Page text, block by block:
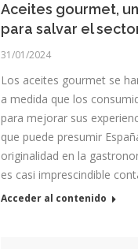
Aceites gourmet,
para salvar el
31/01/2024
Los aceites gourmet se
a medida que los
para mejorar sus
que puede presumir
originalidad en la
es casi imprescindible
Acceder al contenido